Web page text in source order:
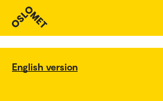
English version